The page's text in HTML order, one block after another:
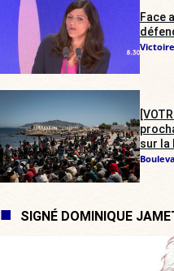
Face
sur la
SIGNÉ DOMINIQUE